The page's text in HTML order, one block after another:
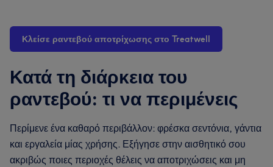
Κλείσε ραντεβού αποτρίχωσης στο Treatwell
Κατά τη διάρκεια του
ραντεβού: τι να περιμένεις
Περίμενε ένα καθαρό περιβάλλον: φρέσκα σεντόνια, γάντια
και εργαλεία μίας χρήσης. Εξήγησε στην αισθητικό σου
ακριβώς ποιες περιοχές θέλεις να αποτριχώσεις και μη